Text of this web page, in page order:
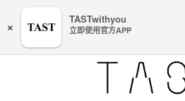
銀行帳戶或信用卡等個人
Toggle
navigation
×
TASTwithyou
立即使用官方APP